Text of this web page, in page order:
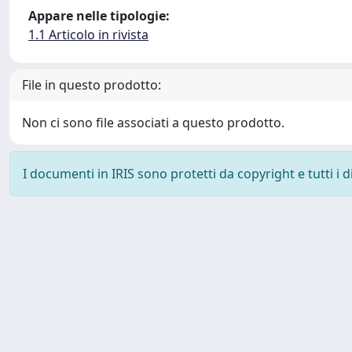
Appare nelle tipologie:
1.1 Articolo in rivista
File in questo prodotto:
Non ci sono file associati a questo prodotto.
I documenti in IRIS sono protetti da copyright e tutti i